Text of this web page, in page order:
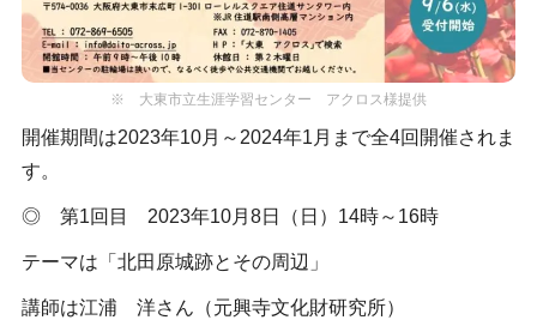
※ 大東市立生涯学習センター アクロス様提供
開催期間は2023年10月～2024年1月まで全4回開催されま
す。
◎ 第1回目 2023年10月8日（日）14時～16時
テーマは「北田原城跡とその周辺」
講師は江浦 洋さん（元興寺文化財研究所）